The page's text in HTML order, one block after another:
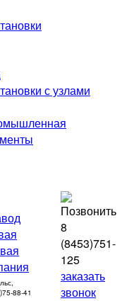
с узлами
88-41
8
(8453)751-
125
заказать
звонок